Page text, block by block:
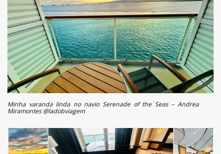
Minha varanda linda no navio Serenade of the Seas – Andrea
Miramontes @ladobviagem